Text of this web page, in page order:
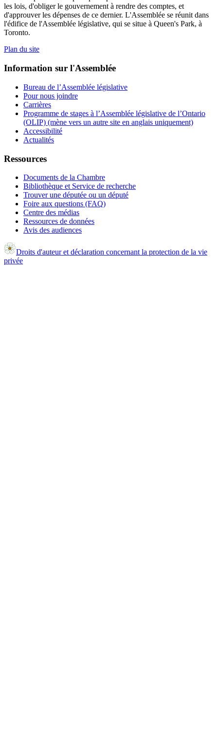
les lois, d'obliger le gouvernement à rendre des comptes, et
d'approuver les dépenses de ce dernier. L'Assemblée se réunit dans
l'édifice de l'Assemblée législative, qui se situe à Queen's Park, à
Toronto.
Plan du site
Information sur l'Assemblée
Bureau de l’Assemblée législative
Pour nous joindre
Carrières
Programme de stages à l’Assemblée législative de l’Ontario
(OLIP) (mène vers un autre site en anglais uniquement)
Accessibilité
Actualités
Ressources
Documents de la Chambre
Bibliothèque et Service de recherche
Trouver une députée ou un député
Foire aux questions (FAQ)
Centre des médias
Ressources de données
Avis des audiences
Droits d'auteur et déclaration concernant la protection de la vie
privée